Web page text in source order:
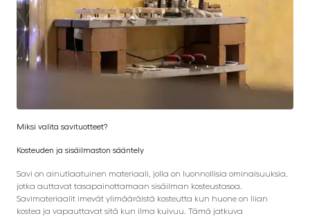
Miksi valita savituotteet?
Kosteuden ja sisäilmaston sääntely
Savi on ainutlaatuinen materiaali, jolla on luonnollisia ominaisuuksia,
jotka auttavat tasapainottamaan sisäilman kosteustasoa.
Savimateriaalit imevät ylimääräistä kosteutta kun huone on liian
kostea ja vapauttavat sitä kun ilma kuivuu. Tämä jatkuva